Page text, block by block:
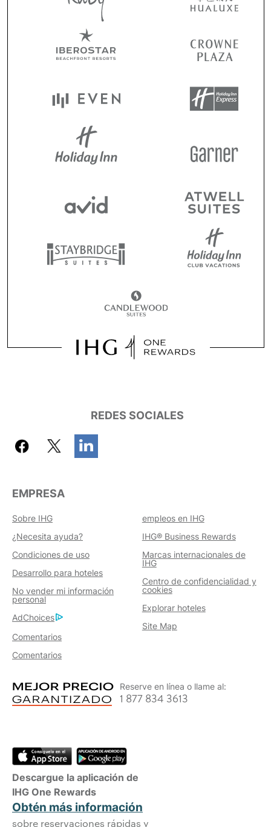
REDES SOCIALES
EMPRESA
Sobre IHG
empleos en IHG
¿Necesita ayuda?
IHG® Business Rewards
Condiciones de uso
Marcas internacionales de
IHG
Desarrollo para hoteles
Centro de confidencialidad y
cookies
No vender mi información
personal
Explorar hoteles
AdChoices
Site Map
Comentarios
Comentarios
Reserve en línea o llame al:
1 877 834 3613
Descargue la aplicación de
IHG One Rewards
Obtén más información
sobre reservaciones rápidas y